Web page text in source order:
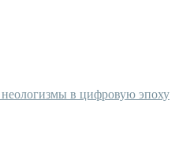
в цифровую эпоху